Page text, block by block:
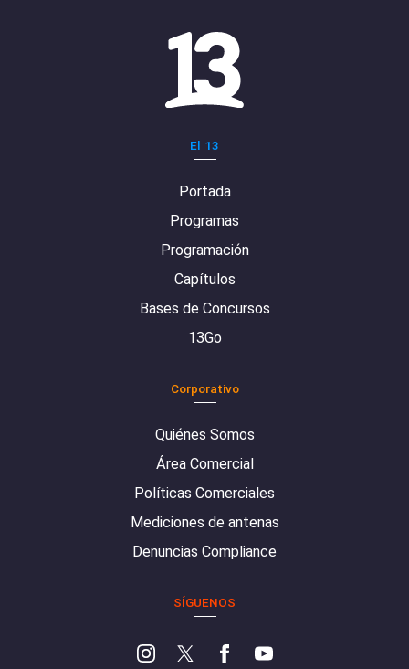
El 13
Portada
Programas
Programación
Capítulos
Bases de Concursos
13Go
Corporativo
Quiénes Somos
Área Comercial
Políticas Comerciales
Mediciones de antenas
Denuncias Compliance
SÍGUENOS